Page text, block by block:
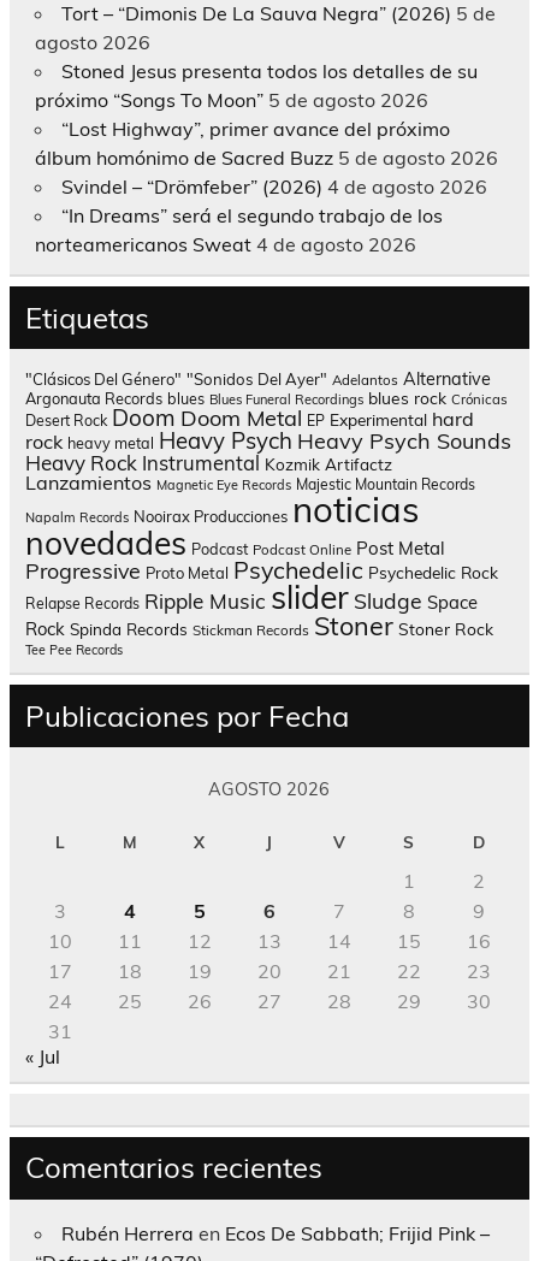
Tort – “Dimonis De La Sauva Negra” (2026) 5 de
agosto 2026
Stoned Jesus presenta todos los detalles de su
próximo “Songs To Moon” 5 de agosto 2026
“Lost Highway”, primer avance del próximo
álbum homónimo de Sacred Buzz 5 de agosto 2026
Svindel – “Drömfeber” (2026) 4 de agosto 2026
“In Dreams” será el segundo trabajo de los
norteamericanos Sweat 4 de agosto 2026
Etiquetas
"Clásicos Del Género" "Sonidos Del Ayer" Adelantos Alternative
Argonauta Records blues Blues Funeral Recordings blues rock Crónicas
Desert Rock Doom Doom Metal EP Experimental hard
rock heavy metal Heavy Psych Heavy Psych Sounds
Heavy Rock Instrumental Kozmik Artifactz
Lanzamientos Magnetic Eye Records Majestic Mountain Records
Napalm Records Nooirax Producciones noticias
novedades Podcast Podcast Online Post Metal
Progressive Proto Metal Psychedelic Psychedelic Rock
Relapse Records Ripple Music slider Sludge Space
Rock Spinda Records Stickman Records Stoner Stoner Rock
Tee Pee Records
Publicaciones por Fecha
AGOSTO 2026
L M X J V S D
1
2
3
4 5 6 7 8
9
10
11 12 13 14 15
16
17
18 19 20 21 22
23
24
25 26 27 28 29
30
31
« Jul
Comentarios recientes
Rubén Herrera en Ecos De Sabbath; Frijid Pink –